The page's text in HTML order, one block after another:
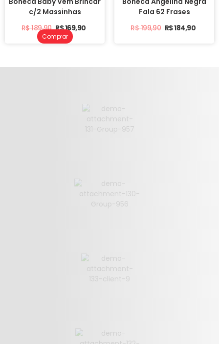
c/2 Massinhas
R$189,90 R$169,90
Fala 62 Frases
R$199,90 R$184,90
Comprar